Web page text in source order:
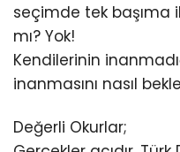
seçimde tek başıma
mı? Yok!
Kendilerinin
inanmasını nasıl
Değerli Okurlar;